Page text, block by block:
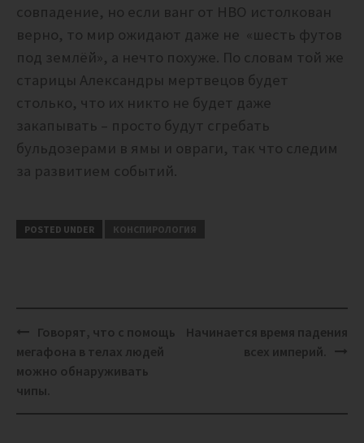
совпадение, но если ванг от HBO истолкован
верно, то мир ожидают даже не «шесть футов
под землёй», а нечто похуже. По словам той же
старицы Александры мертвецов будет
столько, что их никто не будет даже
закапывать – просто будут сгребать
бульдозерами в ямы и овраги, так что следим
за развитием событий.
POSTED UNDER КОНСПИРОЛОГИЯ
Post
navigation
Говорят, что с помощь
мегафона в телах людей
можно обнаруживать
чипы.
Начинается время падения
всех империй.